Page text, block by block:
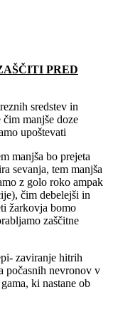
PRED
sredstev in
manjše doze
upoštevati
manjša bo prejeta
sevanja, tem manjša
z golo roko ampak
čim debelejši in
žarkovja bomo
zaščitne
zaviranje hitrih
počasnih nevronov v
ki nastane ob